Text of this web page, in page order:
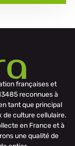
françaises et
reconnues à
tant que principal
de culture cellulaire.
en France et à
une qualité de